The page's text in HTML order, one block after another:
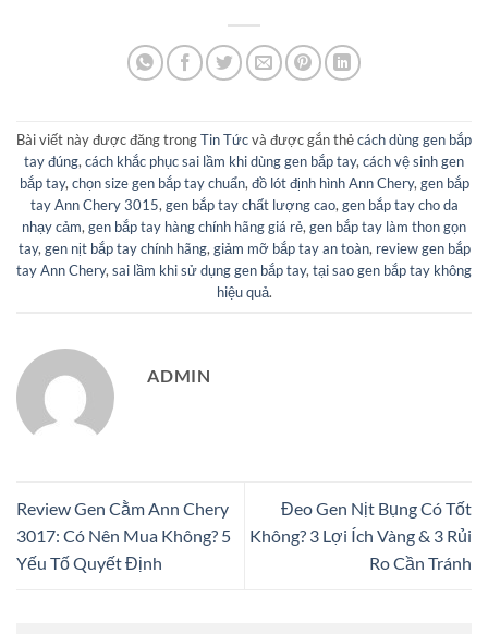
Bài viết này được đăng trongTin Tứcvà được gắn thẻcách dùng gen bắp
tay đúng,cách khắc phục sai lầm khi dùng gen bắp tay,cách vệ sinh gen
bắp tay,chọn size gen bắp tay chuẩn,đồ lót định hình Ann Chery,gen bắp
tay Ann Chery 3015,gen bắp tay chất lượng cao,gen bắp tay cho da
nhạy cảm,gen bắp tay hàng chính hãng giá rẻ,gen bắp tay làm thon gọn
tay,gen nịt bắp tay chính hãng,giảm mỡ bắp tay an toàn, review gen bắp
tay Ann Chery,sai lầm khi sử dụng gen bắp tay,tại sao gen bắp tay không
hiệu quả.
ADMIN
Review Gen Cằm Ann Chery
3017: Có Nên Mua Không? 5
Yếu Tố Quyết Định
Đeo Gen Nịt Bụng Có Tốt
Không? 3 Lợi Ích Vàng & 3 Rủi
Ro Cần Tránh